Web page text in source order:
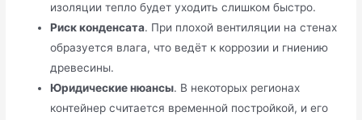
изоляции тепло будет уходить слишком быстро.
Риск конденсата. При плохой вентиляции на стенах
образуется влага, что ведёт к коррозии и гниению
древесины.
Юридические нюансы. В некоторых регионах
контейнер считается временной постройкой, и его